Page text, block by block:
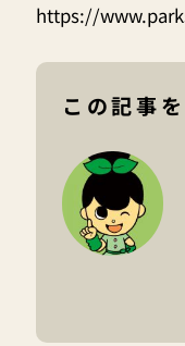
https://
この記事